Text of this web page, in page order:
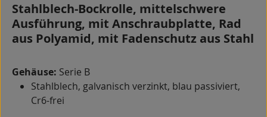
Stahlblech-Bockrolle, mittelschwere
Ausführung, mit Anschraubplatte, Rad
aus Polyamid, mit Fadenschutz aus Stahl
Gehäuse: Serie B
Stahlblech, galvanisch verzinkt, blau passiviert,
Cr6-frei